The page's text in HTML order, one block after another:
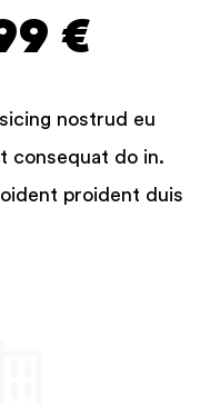
€
nostrud eu
consequat do in.
proident duis